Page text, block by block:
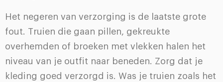
Het negeren van verzorging is de laatste grote
fout. Truien die gaan pillen, gekreukte
overhemden of broeken met vlekken halen het
niveau van je outfit naar beneden. Zorg dat je
kleding goed verzorgd is. Was je truien zoals het